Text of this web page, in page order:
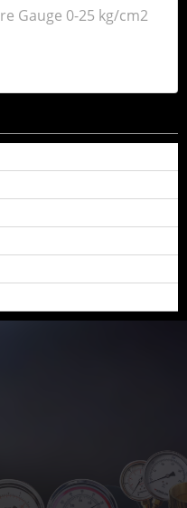
Gauge 0-25 kg/cm2